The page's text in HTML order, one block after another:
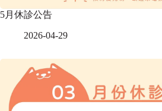
5月休診公告
2026-04-29